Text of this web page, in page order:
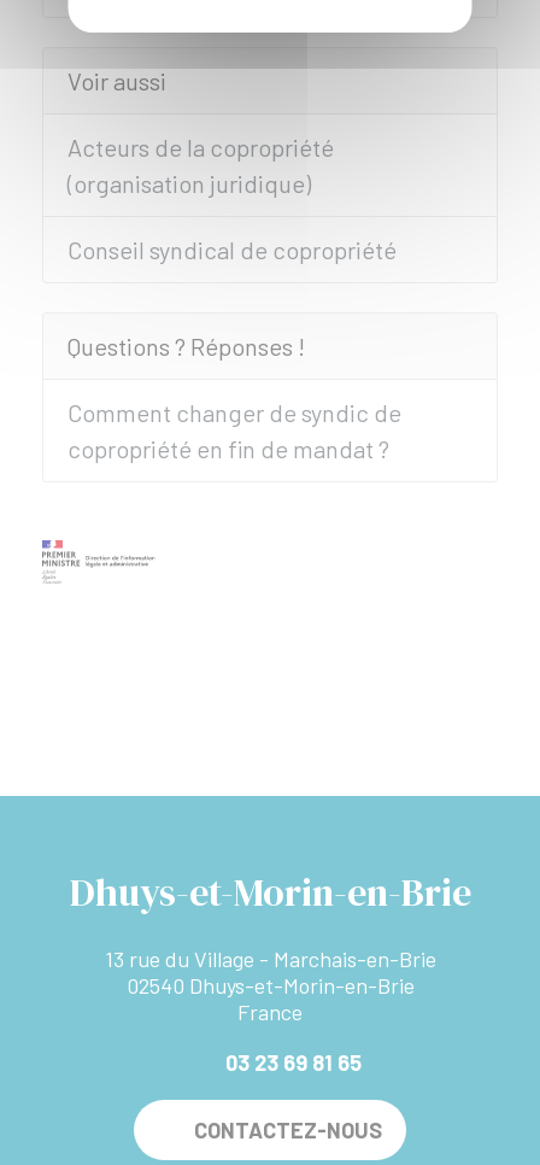
Voir aussi
Acteurs de la copropriété
(organisation juridique)
Conseil syndical de copropriété
Questions ? Réponses !
Comment changer de syndic de
copropriété en fin de mandat ?
Dhuys-et-Morin-en-Brie
13 rue du Village - Marchais-en-Brie
02540 Dhuys-et-Morin-en-Brie
France
03 23 69 81 65
CONTACTEZ-NOUS